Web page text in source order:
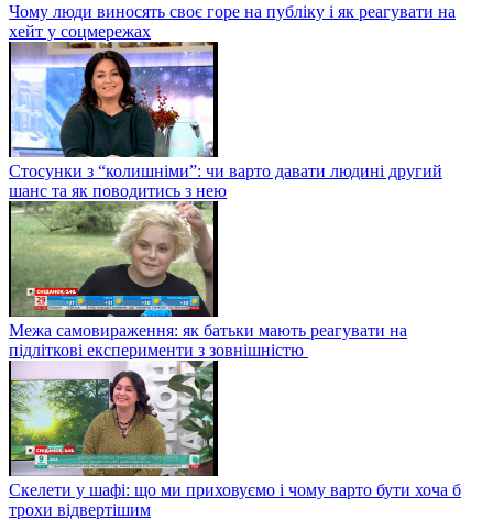
Чому люди виносять своє горе на публіку і як реагувати на
хейт у соцмережах
Стосунки з “колишніми”: чи варто давати людині другий
шанс та як поводитись з нею
Межа самовираження: як батьки мають реагувати на
підліткові експерименти з зовнішністю
Скелети у шафі: що ми приховуємо і чому варто бути хоча б
трохи відвертішим